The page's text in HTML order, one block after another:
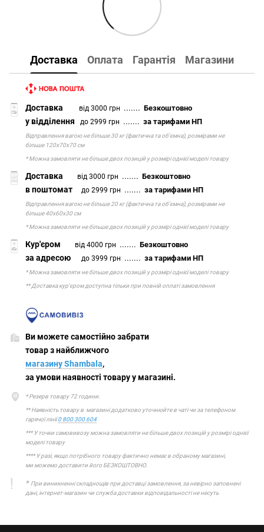
Доставка Оплата Гарантія Магазини
Доставка від 3000 грн .......Безкоштовно
у відділення до 2999 грн .......за тарифами НП
Відправлення вагою не більше 30 кг (фактична та об'ємна), розмірами не
більше 120х70х70 см
* Можна замовляти не більше двох позицій у розмірі однієї моделі товару
Доставка від 3000 грн .......Безкоштовно
в поштомат до 2999 грн .......за тарифами НП
Відправлення вагою не більше 20 кг (фактична та об'ємна), розмірами не
більше 40х60х30 см
* Можна замовляти не більше двох позицій у розмірі однієї моделі товару
Кур'єром від 4000 грн .......Безкоштовно
за адресою до 3999 грн .......за тарифами НП
* Можна замовляти не більше двох позицій у розмірі однієї моделі товару
** Доставка кур'єром доступна тільки при повній оплаті замовлення
Ви можете самостійно забрати
товар з найближчого
магазину Shambala,
за умови наявності товару у магазині.
* Резерв товару 72 години.
** Наявність товару в магазині додатково уточнюйте в чаті чи за телефоном
гарячої лінії0 800 300 604
*** У точки самовивозу можна замовляти не більше двох позицій у розмірі однієї
моделі товару
**** У разі, якщо потрібного товару фактично немає в обраному магазині,
ми можемо доставити його БЕЗКОШТОВНО.
*При виникненні складнощів при доставці замовлення, за невірно заповнені
дані, інтернет-магазин чи служба доставки відповідальності не несуть